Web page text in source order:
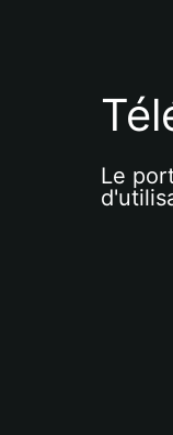
Le